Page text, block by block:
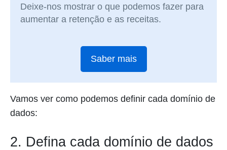
Deixe-nos mostrar o que podemos fazer para
aumentar a retenção e as receitas.
Saber mais
Vamos ver como podemos definir cada domínio de
dados:
2. Defina cada domínio de dados